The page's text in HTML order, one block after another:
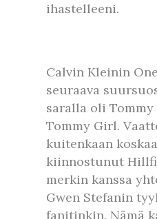
ihastelleeni.
Calvin Kleinin
seuraava
saralla oli
Tommy Girl.
kuitenkaan
kiinnostunut
merkin kanssa
Gwen Stefanin
fanitinkin. Nämä